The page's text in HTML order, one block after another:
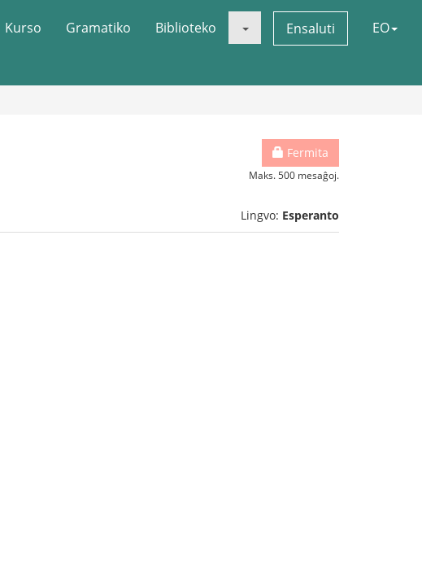
Kurso Gramatiko Biblioteko Ensaluti EO
Fermita
Maks. 500 mesaĝoj.
Lingvo: Esperanto